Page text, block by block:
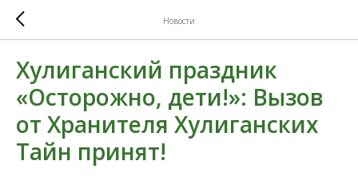
Новости
Хулиганский праздник
«Осторожно, дети!»: Вызов
от Хранителя Хулиганских
Тайн принят!